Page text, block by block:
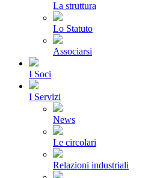
La struttura
Lo Statuto
Associarsi
I Soci
I Servizi
News
Le circolari
Relazioni industriali